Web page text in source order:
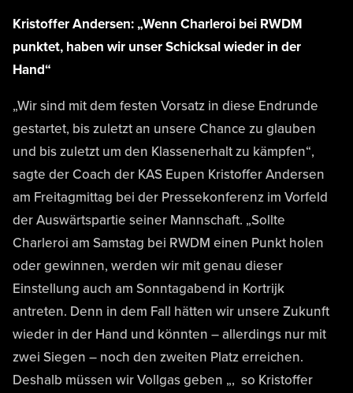
Kristoffer Andersen: „Wenn Charleroi bei RWDM
punktet, haben wir unser Schicksal wieder in der
Hand“
„Wir sind mit dem festen Vorsatz in diese Endrunde
gestartet, bis zuletzt an unsere Chance zu glauben
und bis zuletzt um den Klassenerhalt zu kämpfen“,
sagte der Coach der KAS Eupen Kristoffer Andersen
am Freitagmittag bei der Pressekonferenz im Vorfeld
der Auswärtspartie seiner Mannschaft. „Sollte
Charleroi am Samstag bei RWDM einen Punkt holen
oder gewinnen, werden wir mit genau dieser
Einstellung auch am Sonntagabend in Kortrijk
antreten. Denn in dem Fall hätten wir unsere Zukunft
wieder in der Hand und könnten – allerdings nur mit
zwei Siegen – noch den zweiten Platz erreichen.
Deshalb müssen wir Vollgas geben „, so Kristoffer